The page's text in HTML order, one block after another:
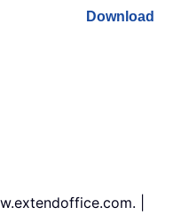
Download
|